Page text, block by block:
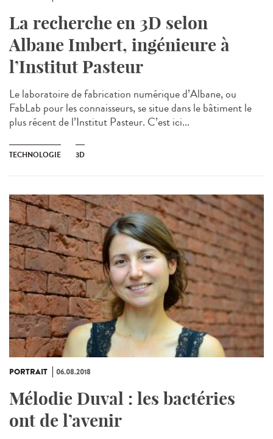
La recherche en 3D selon
Albane Imbert, ingénieure à
l’Institut Pasteur
Le laboratoire de fabrication numérique d’Albane, ou
FabLab pour les connaisseurs, se situe dans le bâtiment le
plus récent de l’Institut Pasteur. C’est ici...
TECHNOLOGIE 3D
PORTRAIT 06.08.2018
Mélodie Duval : les bactéries
ont de l’avenir